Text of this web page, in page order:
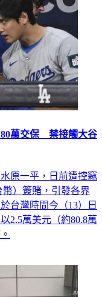
80萬交保 禁接觸大谷
原一平，日前遭控竊
幣）簽賭，引發各界
台灣時間今（13）日
2.5萬美元（約80.8萬